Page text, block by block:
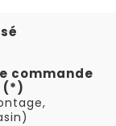
commande
(*)